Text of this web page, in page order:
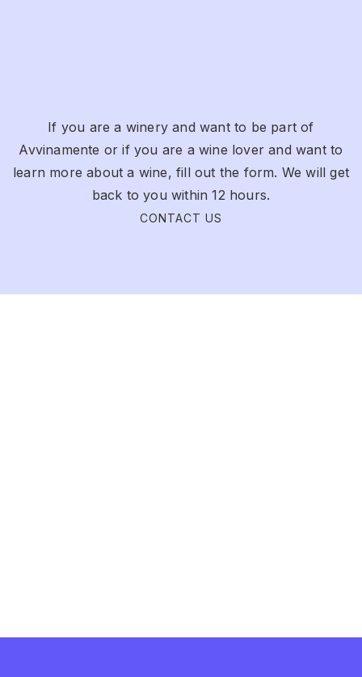
If you are a winery and want to be part of
Avvinamente or if you are a wine lover and want to
learn more about a wine, fill out the form. We will get
back to you within 12 hours.
CONTACT US